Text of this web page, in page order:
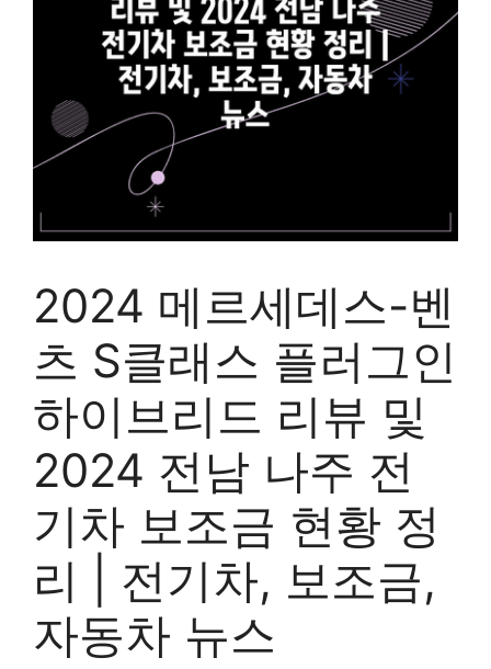
2024 메르세데스-벤
츠 S클래스 플러그인
하이브리드 리뷰 및
2024 전남 나주 전
기차 보조금 현황 정
리 | 전기차, 보조금,
자동차 뉴스